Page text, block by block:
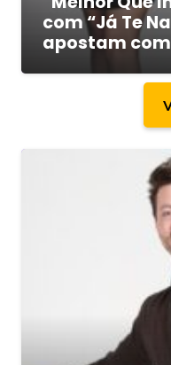
com “Já Te
apostam